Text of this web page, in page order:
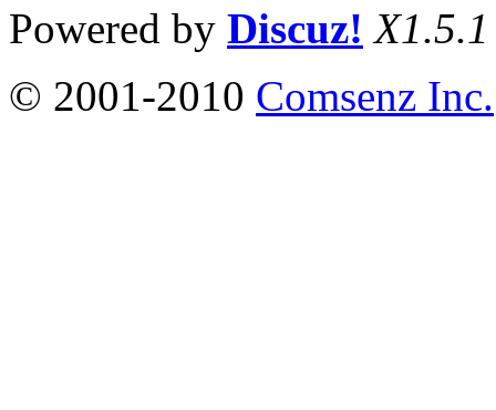
Powered by Discuz! X1.5.1
© 2001-2010 Comsenz Inc.